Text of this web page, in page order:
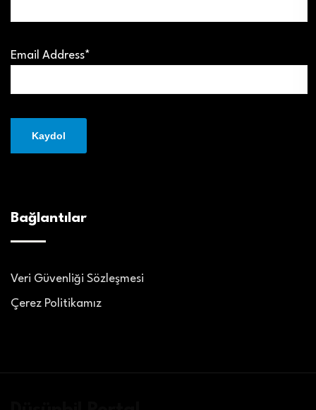
Email Address*
Bağlantılar
Veri Güvenliği Sözleşmesi
Çerez Politikamız